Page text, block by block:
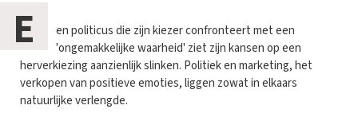
E
en politicus die zijn kiezer confronteert met een
'ongemakkelijke waarheid' ziet zijn kansen op een
herverkiezing aanzienlijk slinken. Politiek en marketing, het
verkopen van positieve emoties, liggen zowat in elkaars
natuurlijke verlengde.